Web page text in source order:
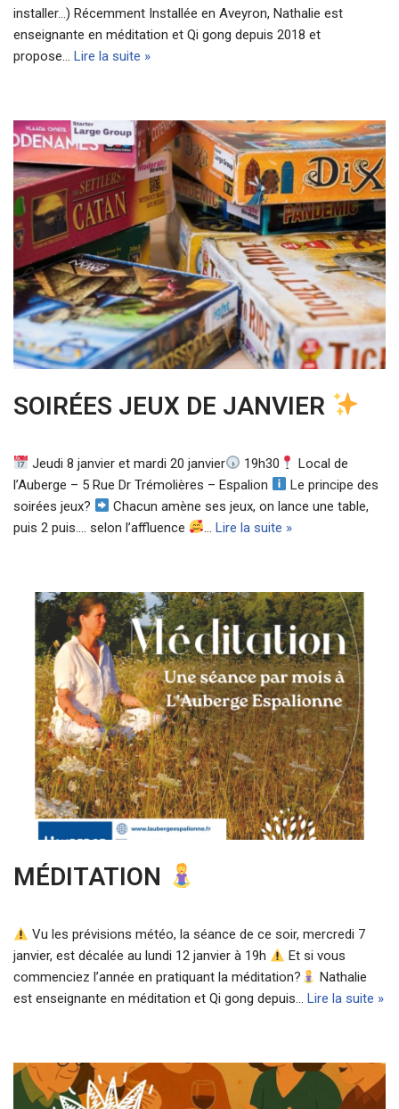
installer…) Récemment Installée en Aveyron, Nathalie est
enseignante en méditation et Qi gong depuis 2018 et
propose… Lire la suite »
SOIRÉES JEUX DE JANVIER
Jeudi 8 janvier et mardi 20 janvier 19h30
Local de
l’Auberge – 5 Rue Dr Trémolières – Espalion
Le principe des
soirées jeux?
Chacun amène ses jeux, on lance une table,
puis 2 puis…. selon l’affluence
…Lire la suite »
MÉDITATION
Vu les prévisions météo, la séance de ce soir, mercredi 7
janvier, est décalée au lundi 12 janvier à 19h
Et si vous
commenciez l’année en pratiquant la méditation?
Nathalie
est enseignante en méditation et Qi gong depuis… Lire la suite »